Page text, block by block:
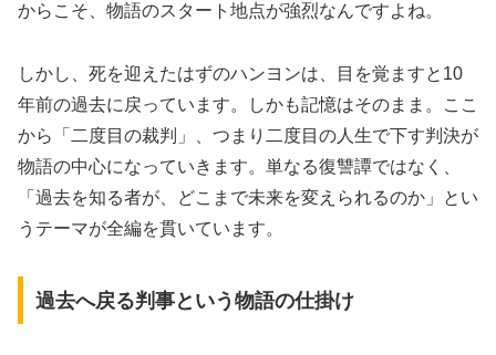
からこそ、物語のスタート地点が強烈なんですよね。
しかし、死を迎えたはずのハンヨンは、目を覚ますと10
年前の過去に戻っています。しかも記憶はそのまま。ここ
から「二度目の裁判」、つまり二度目の人生で下す判決が
物語の中心になっていきます。単なる復讐譚ではなく、
「過去を知る者が、どこまで未来を変えられるのか」とい
うテーマが全編を貫いています。
過去へ戻る判事という物語の仕掛け